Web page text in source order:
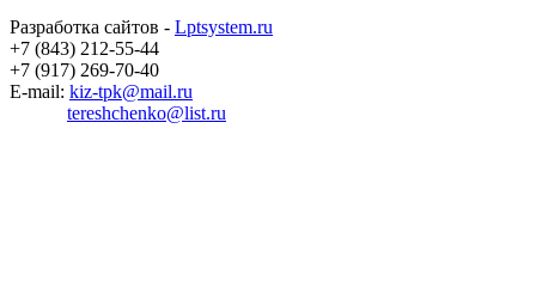
Разработка сайтов - Lptsystem.ru
+7 (843) 212-55-44
+7 (917) 269-70-40
E-mail: kiz-tpk@mail.ru
tereshchenko@list.ru